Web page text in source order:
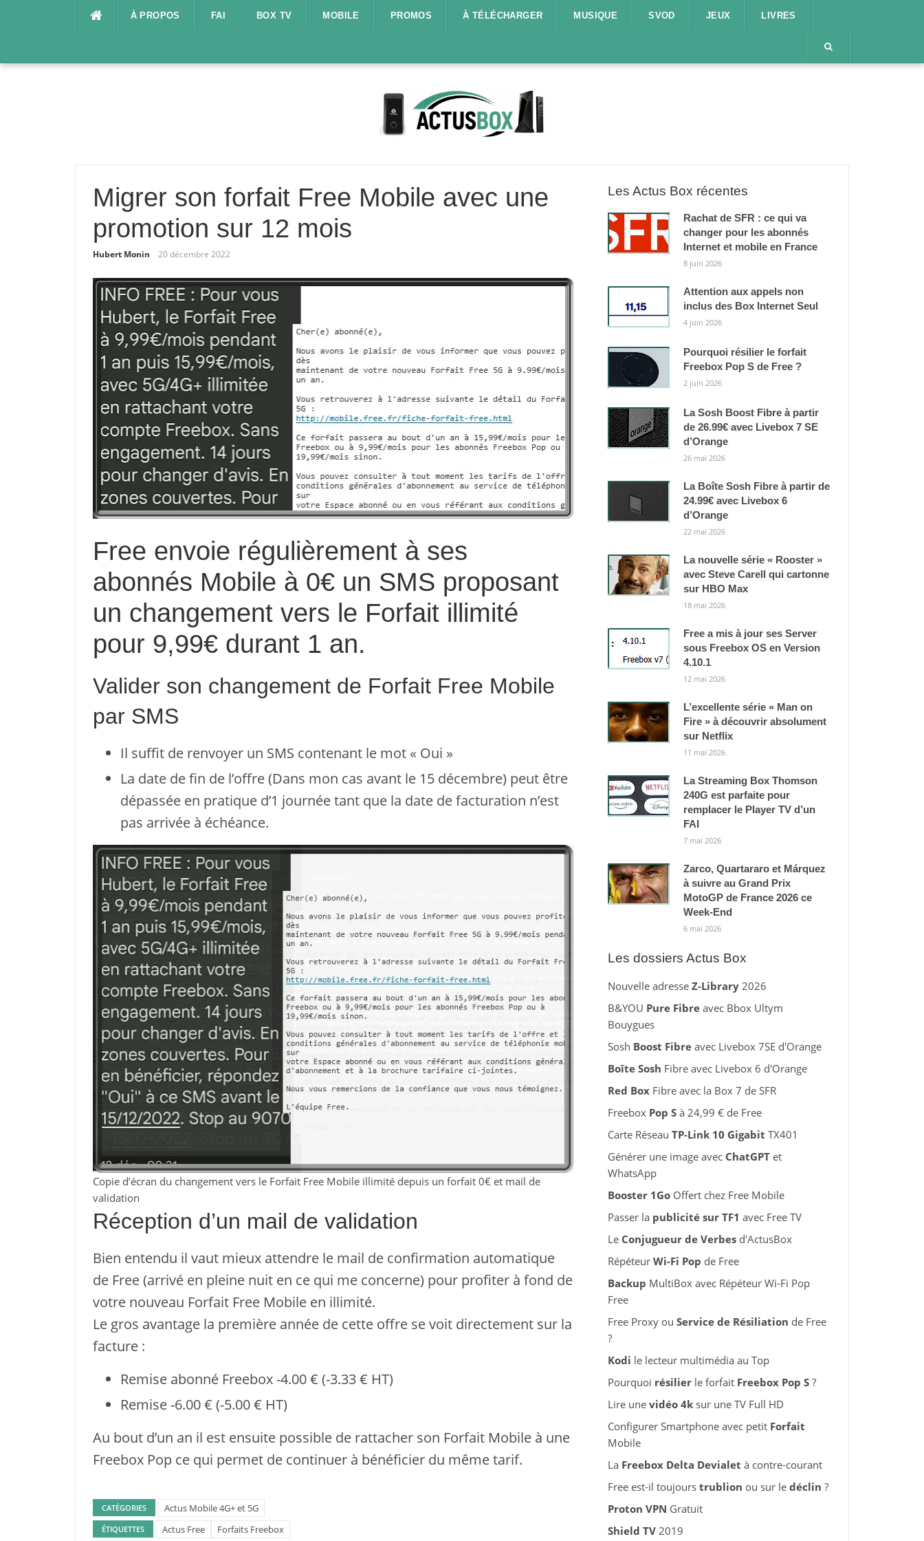
À PROPOS FAI BOX TV MOBILE PROMOS À TÉLÉCHARGER MUSIQUE SVOD JEUX LIVRES
Migrer son forfait Free Mobile avec une
promotion sur 12 mois
Hubert Monin 20 décembre 2022
Free envoie régulièrement à ses
abonnés Mobile à 0€ un SMS proposant
un changement vers le Forfait illimité
pour 9,99€ durant 1 an.
Valider son changement de Forfait Free Mobile
par SMS
Il suffit de renvoyer un SMS contenant le mot « Oui »
La date de fin de l’offre (Dans mon cas avant le 15 décembre) peut être
dépassée en pratique d’1 journée tant que la date de facturation n’est
pas arrivée à échéance.
Copie d’écran du changement vers le Forfait Free Mobile illimité depuis un forfait 0€ et mail de
validation
Réception d’un mail de validation
Bien entendu il vaut mieux attendre le mail de confirmation automatique
de Free (arrivé en pleine nuit en ce qui me concerne) pour profiter à fond de
votre nouveau Forfait Free Mobile en illimité.
Le gros avantage la première année de cette offre se voit directement sur la
facture :
Remise abonné Freebox -4.00 € (-3.33 € HT)
Remise -6.00 € (-5.00 € HT)
Au bout d’un an il est ensuite possible de rattacher son Forfait Mobile à une
Freebox Pop ce qui permet de continuer à bénéficier du même tarif.
CATÉGORIES Actus Mobile 4G+ et 5G
ÉTIQUETTES Actus Free Forfaits Freebox
Les Actus Box récentes
Rachat de SFR : ce qui va
changer pour les abonnés
Internet et mobile en France
8 juin 2026
Attention aux appels non
inclus des Box Internet Seul
4 juin 2026
Pourquoi résilier le forfait
Freebox Pop S de Free ?
2 juin 2026
La Sosh Boost Fibre à partir
de 26.99€ avec Livebox 7 SE
d’Orange
26 mai 2026
La Boîte Sosh Fibre à partir de
24.99€ avec Livebox 6
d’Orange
22 mai 2026
La nouvelle série « Rooster »
avec Steve Carell qui cartonne
sur HBO Max
18 mai 2026
Free a mis à jour ses Server
sous Freebox OS en Version
4.10.1
12 mai 2026
L’excellente série « Man on
Fire » à découvrir absolument
sur Netflix
11 mai 2026
La Streaming Box Thomson
240G est parfaite pour
remplacer le Player TV d’un
FAI
7 mai 2026
Zarco, Quartararo et Márquez
à suivre au Grand Prix
MotoGP de France 2026 ce
Week-End
6 mai 2026
Les dossiers Actus Box
Nouvelle adresse Z-Library2026
B&YOU Pure Fibreavec Bbox Ultym
Bouygues
Sosh Boost Fibreavec Livebox 7SE d'Orange
Boîte Sosh Fibre avec Livebox 6 d'Orange
Red BoxFibre avec la Box 7 de SFR
Freebox Pop Sà 24,99 € de Free
Carte Réseau TP-Link 10 Gigabit TX401
Générer une image avec ChatGPTet
WhatsApp
Booster 1GoOffert chez Free Mobile
Passer la publicité sur TF1 avec Free TV
Le Conjugueur de Verbesd'ActusBox
Répéteur Wi-Fi Pop de Free
Backup MultiBox avec Répéteur Wi-Fi Pop
Free
Free Proxy ou Service de Résiliation de Free
?
Kodi le lecteur multimédia au Top
Pourquoi résilierle forfait Freebox Pop S?
Lire une vidéo 4ksur une TV Full HD
Configurer Smartphone avec petit Forfait
Mobile
La Freebox Delta Devialet à contre-courant
Free est-il toujours trublion ou sur le déclin ?
Proton VPN Gratuit
Shield TV2019